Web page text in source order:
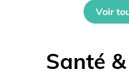
Voir
Santé